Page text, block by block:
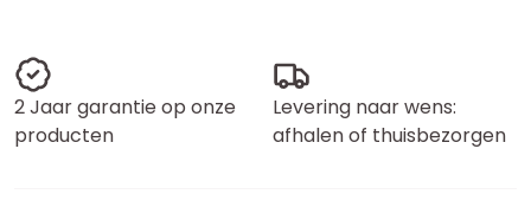
2 Jaar garantie op onze
producten
Levering naar wens:
afhalen of thuisbezorgen